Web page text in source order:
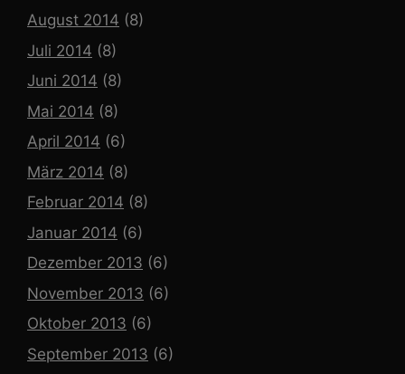
August 2014 (8)
Juli 2014 (8)
Juni 2014 (8)
Mai 2014 (8)
April 2014 (6)
März 2014 (8)
Februar 2014 (8)
Januar 2014 (6)
Dezember 2013 (6)
November 2013 (6)
Oktober 2013 (6)
September 2013 (6)